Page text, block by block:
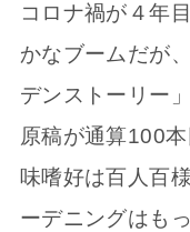
コロナ禍が４年
かなブームだが
デンストーリー
原稿が通算100
味嗜好は百人百
ーデニングはも